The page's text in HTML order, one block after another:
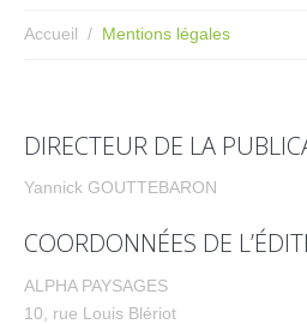
Accueil Mentions légales
DIRECTEUR DE LA
Yannick GOUTTEBARON
COORDONNÉES DE
ALPHA PAYSAGES
10, rue Louis Blériot